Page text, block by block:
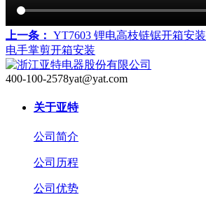
上一条： YT7603 锂电高枝链锯开箱安装
电手掌剪开箱安装
400-100-2578yat@yat.com
关于亚特
公司简介
公司历程
公司优势